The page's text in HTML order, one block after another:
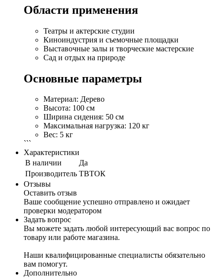
Области применения
Театры и актерские студии
Киноиндустрия и съемочные площадки
Выставочные залы и творческие мастерские
Сад и отдых на природе
Основные параметры
Материал: Дерево
Высота: 100 см
Ширина сидения: 50 см
Максимальная нагрузка: 120 кг
Вес: 5 кг
```
Характеристики
В наличии
Да
Производитель ТВТОК
Отзывы
Оставить отзыв
Ваше сообщение успешно отправлено и ожидает
проверки модератором
Задать вопрос
Вы можете задать любой интересующий вас вопрос по
товару или работе магазина.
Наши квалифицированные специалисты обязательно
вам помогут.
Дополнительно